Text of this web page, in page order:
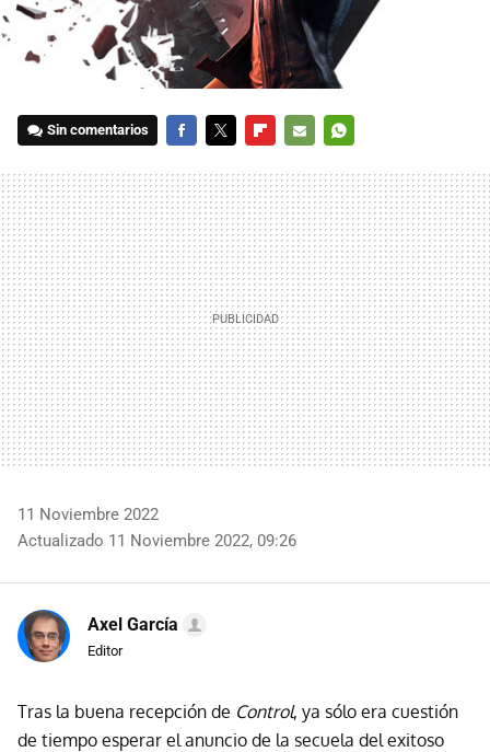
Sin comentarios
MAIL
11 Noviembre 2022
Actualizado 11 Noviembre 2022, 09:26
Axel García
Editor
Tras la buena recepción de Control, ya sólo era cuestión
de tiempo esperar el anuncio de la secuela del exitoso